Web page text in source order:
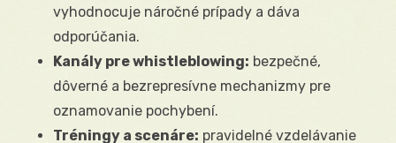
vyhodnocuje náročné prípady a dáva
odporúčania.
Kanály pre whistleblowing: bezpečné,
dôverné a bezrepresívne mechanizmy pre
oznamovanie pochybení.
Tréningy a scenáre: pravidelné vzdelávanie